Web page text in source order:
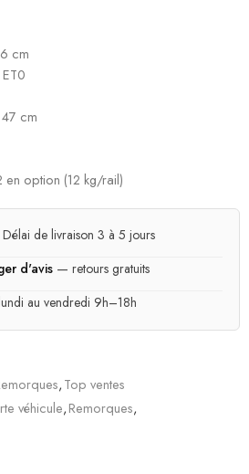
cm
cm
option (12 kg/rail)
de livraison 3 à 5 jours
d'avis — retours gratuits
au vendredi 9h–18h
,Top ventes
véhicule,Remorques,